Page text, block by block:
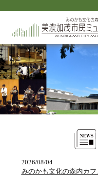
2026/08/04
みのかも文化の森内カフ